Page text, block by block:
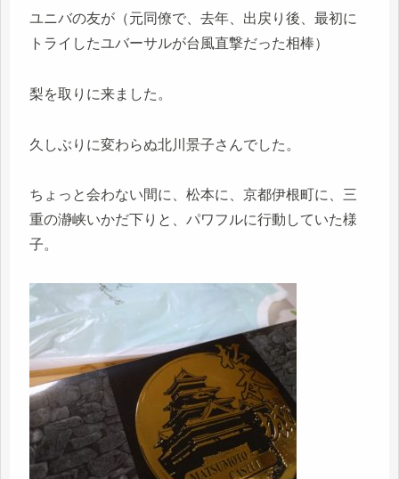
ユニバの友が（元同僚で、去年、出戻り後、最初に
トライしたユバーサルが台風直撃だった相棒）
梨を取りに来ました。
久しぶりに変わらぬ北川景子さんでした。
ちょっと会わない間に、松本に、京都伊根町に、三
重の瀞峡いかだ下りと、パワフルに行動していた様
子。